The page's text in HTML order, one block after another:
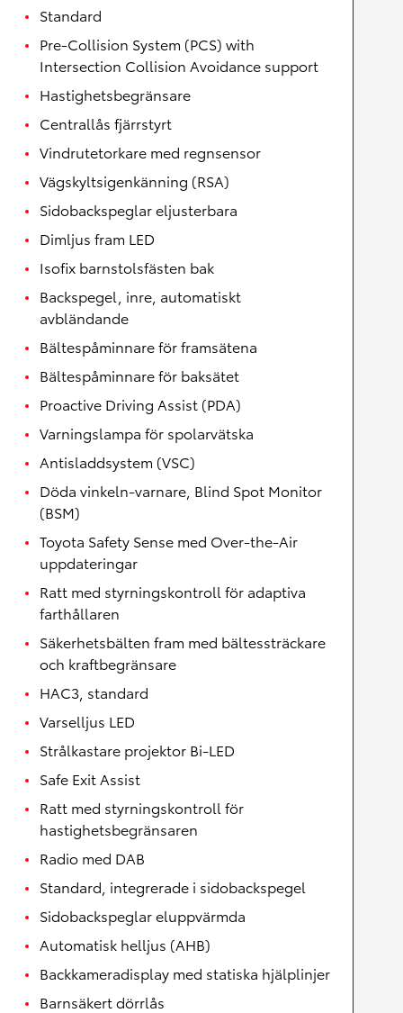
Standard
Pre-Collision System (PCS) with
Intersection Collision Avoidance support
Hastighetsbegränsare
Centrallås fjärrstyrt
Vindrutetorkare med regnsensor
Vägskyltsigenkänning (RSA)
Sidobackspeglar eljusterbara
Dimljus fram LED
Isofix barnstolsfästen bak
Backspegel, inre, automatiskt
avbländande
Bältespåminnare för framsätena
Bältespåminnare för baksätet
Proactive Driving Assist (PDA)
Varningslampa för spolarvätska
Antisladdsystem (VSC)
Döda vinkeln-varnare, Blind Spot Monitor
(BSM)
Toyota Safety Sense med Over-the-Air
uppdateringar
Ratt med styrningskontroll för adaptiva
farthållaren
Säkerhetsbälten fram med bältessträckare
och kraftbegränsare
HAC3, standard
Varselljus LED
Strålkastare projektor Bi-LED
Safe Exit Assist
Ratt med styrningskontroll för
hastighetsbegränsaren
Radio med DAB
Standard, integrerade i sidobackspegel
Sidobackspeglar eluppvärmda
Automatisk helljus (AHB)
Backkameradisplay med statiska hjälplinjer
Barnsäkert dörrlås